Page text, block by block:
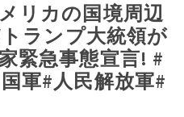
リカの国境周辺
ランプ大統領が
緊急事態宣言! #
軍#人民解放軍#